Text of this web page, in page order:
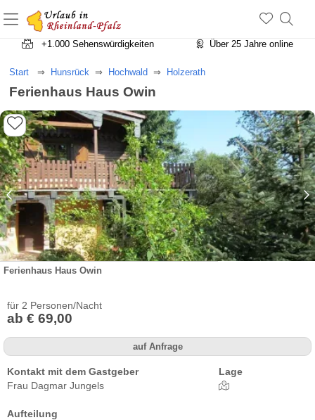
+1.500 Unterkünfte in Rheinland-Pfalz
+1.000 Sehenswürdigkeiten
Über 25 Jahre online
Start Hunsrück Hochwald Holzerath
Ferienhaus Haus Owin
Ferienhaus Haus Owin
für 2 Personen/Nacht
ab € 69,00
auf Anfrage
Kontakt mit dem Gastgeber
Frau Dagmar Jungels
Lage
Aufteilung